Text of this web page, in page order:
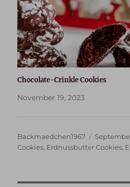
Chocolate-Crinkle Cookies
November 19, 2023
Autor
Backmaedchen1967
am
Cookies, Erdnussbutter Cookies,